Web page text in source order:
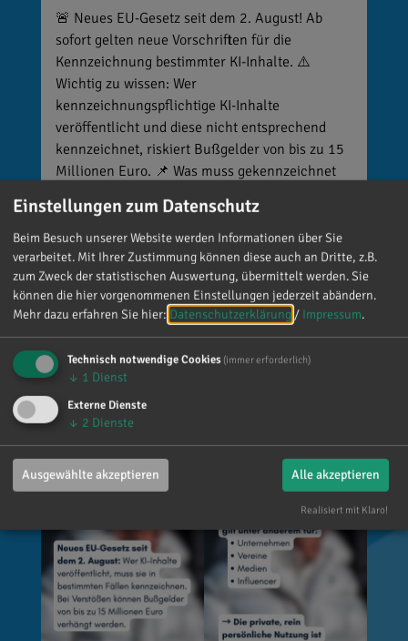
🚨 Neues EU-Gesetz seit dem 2. August! Ab
sofort gelten neue Vorschriften für die
Kennzeichnung bestimmter KI-Inhalte. ⚠️
Wichtig zu wissen: Wer
kennzeichnungspflichtige KI-Inhalte
veröffentlicht und diese nicht entsprechend
kennzeichnet, riskiert Bußgelder von bis zu 15
Millionen Euro. 📌 Was muss gekennzeichnet
werden? Unter anderem KI-generierte oder KI-
manipulierte Inhalte, die echte Personen, Orte
oder Ereignisse täuschend echt darstellen (z. B.
Deepfakes). 👥 Wer ist betroffen? Unternehmen,
Vereine, Medien, Influencer und viele weitere,
die entsprechende Inhalte veröffentlichen. Die
private Nutzung ist grundsätzlich
Inhalte veröffentlicht werden, zum Beispiel auf
💡 Wie muss gekennzeichnet werden? Es gibt
Hinweis muss jedoch klar erkennbar und gut
sichtbar sein.
Einstellungen zum Datenschutz
Beim Besuch unserer Website werden Informationen über Sie
verarbeitet. Mit Ihrer Zustimmung können diese auch an Dritte, z.B.
zum Zweck der statistischen Auswertung, übermittelt werden. Sie
können die hier vorgenommenen Einstellungen jederzeit abändern.
Mehr dazu erfahren Sie hier: Datenschutzerklärung / Impressum.
Technisch notwendige Cookies (immer erforderlich)
↓ 1 Dienst
Externe Dienste
↓ 2 Dienste
Ausgewählte akzeptieren Alle akzeptieren
Realisiert mit Klaro!